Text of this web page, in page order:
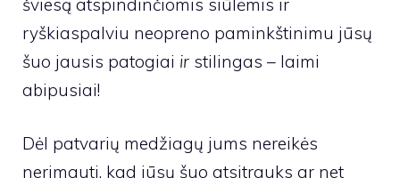
ryškiaspalviu neopreno paminkštinimu jūsų
šuo jausis patogiai ir stilingas – laimi
abipusiai!
Dėl patvarių medžiagų jums nereikės
nerimauti, kad jūsų šuo atsitrauks ar net